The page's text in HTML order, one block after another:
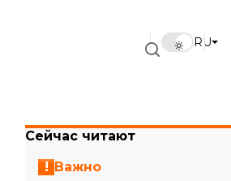
RU
Сейчас читают
Важно